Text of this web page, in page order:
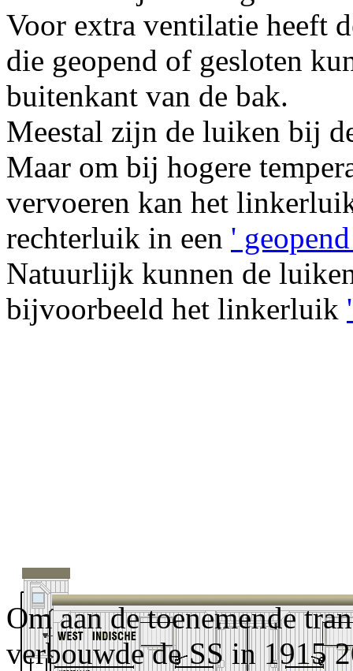
Voor extra ventilatie heeft
die geopend of gesloten
buitenkant van de bak.
Meestal zijn de luiken bij
Maar om bij hogere
vervoeren kan het
rechterluik in een '
Natuurlijk kunnen de
bijvoorbeeld het linkerluik
Om aan de toenemende
verbouwde de SS in 1915